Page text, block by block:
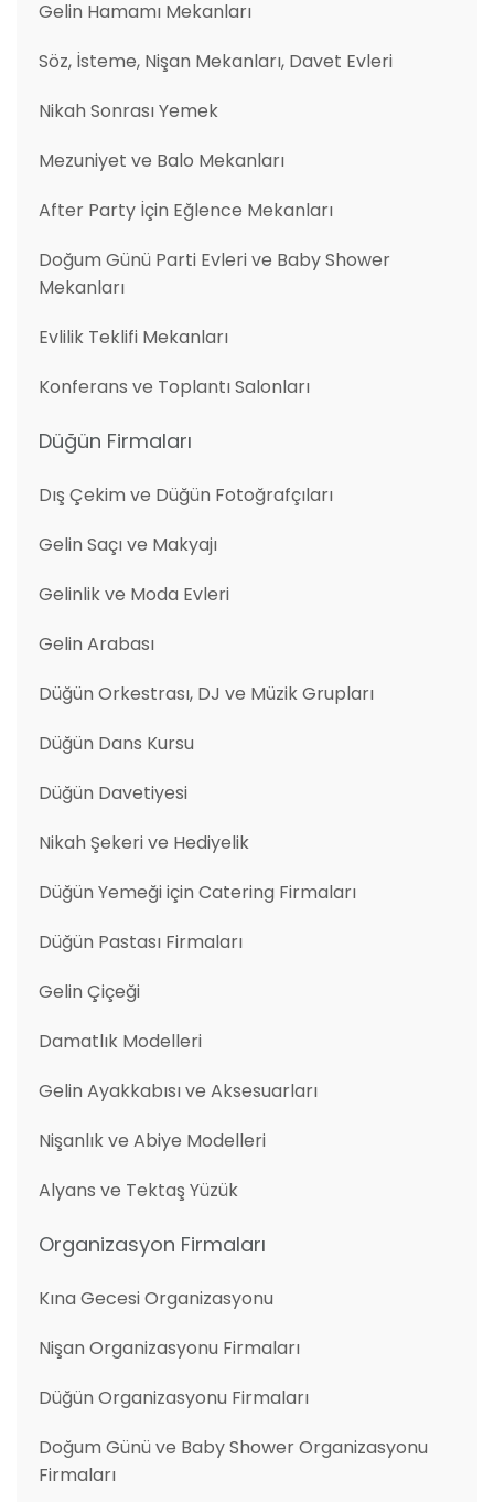
Gelin Hamamı Mekanları
Söz, İsteme, Nişan Mekanları, Davet Evleri
Nikah Sonrası Yemek
Mezuniyet ve Balo Mekanları
After Party İçin Eğlence Mekanları
Doğum Günü Parti Evleri ve Baby Shower
Mekanları
Evlilik Teklifi Mekanları
Konferans ve Toplantı Salonları
Düğün Firmaları
Dış Çekim ve Düğün Fotoğrafçıları
Gelin Saçı ve Makyajı
Gelinlik ve Moda Evleri
Gelin Arabası
Düğün Orkestrası, DJ ve Müzik Grupları
Düğün Dans Kursu
Düğün Davetiyesi
Nikah Şekeri ve Hediyelik
Düğün Yemeği için Catering Firmaları
Düğün Pastası Firmaları
Gelin Çiçeği
Damatlık Modelleri
Gelin Ayakkabısı ve Aksesuarları
Nişanlık ve Abiye Modelleri
Alyans ve Tektaş Yüzük
Organizasyon Firmaları
Kına Gecesi Organizasyonu
Nişan Organizasyonu Firmaları
Düğün Organizasyonu Firmaları
Doğum Günü ve Baby Shower Organizasyonu
Firmaları